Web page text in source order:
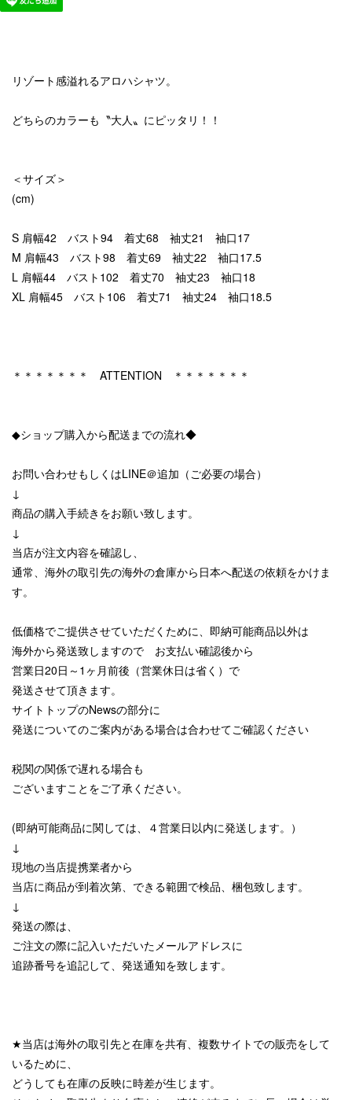
リゾート感溢れるアロハシャツ。
どちらのカラーも〝大人〟にピッタリ！！
＜サイズ＞
(cm)
S 肩幅42 バスト94 着丈68 袖丈21 袖口17
M 肩幅43 バスト98 着丈69 袖丈22 袖口17.5
L 肩幅44 バスト102 着丈70 袖丈23 袖口18
XL 肩幅45 バスト106 着丈71 袖丈24 袖口18.5
＊＊＊＊＊＊＊ ATTENTION ＊＊＊＊＊＊＊
◆ショップ購入から配送までの流れ◆
お問い合わせもしくはLINE＠追加（ご必要の場合）
↓
商品の購入手続きをお願い致します。
↓
当店が注文内容を確認し、
通常、海外の取引先の海外の倉庫から日本へ配送の依頼をかけま
す。
低価格でご提供させていただくために、即納可能商品以外は
海外から発送致しますので お支払い確認後から
営業日20日～1ヶ月前後（営業休日は省く）で
発送させて頂きます。
サイトトップのNewsの部分に
発送についてのご案内がある場合は合わせてご確認ください
税関の関係で遅れる場合も
ございますことをご了承ください。
(即納可能商品に関しては、４営業日以内に発送します。）
↓
現地の当店提携業者から
当店に商品が到着次第、できる範囲で検品、梱包致します。
↓
発送の際は、
ご注文の際に記入いただいたメールアドレスに
追跡番号を追記して、発送通知を致します。
★当店は海外の取引先と在庫を共有、複数サイトでの販売をして
いるために、
どうしても在庫の反映に時差が生じます。